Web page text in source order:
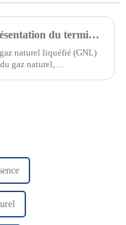
Présentation du terminal GNL
naturel liquéfié (GNL)
gaz naturel,